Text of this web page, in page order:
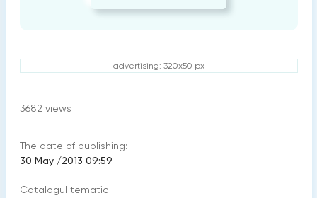
advertising: 320x50 px
3682 views
The date of publishing:
30 May /2013 09:59
Catalogul tematic